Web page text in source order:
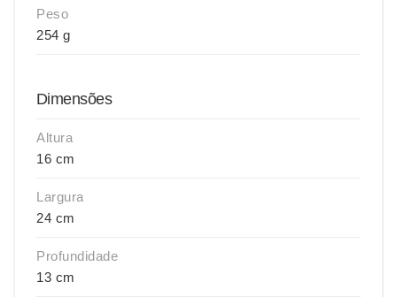
Peso
254 g
Dimensões
Altura
16 cm
Largura
24 cm
Profundidade
13 cm